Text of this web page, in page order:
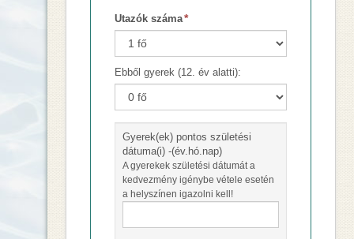
Utazók száma*
Ebből gyerek (12. év alatti):
Gyerek(ek) pontos születési
dátuma(i) -(év.hó.nap)
A gyerekek születési dátumát a
kedvezmény igénybe vétele esetén
a helyszínen igazolni kell!